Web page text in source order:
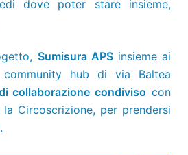
dove poter stare insieme,
Sumisura APSinsieme ai
hub di via Baltea
collaborazione condiviso con
Circoscrizione, per prendersi